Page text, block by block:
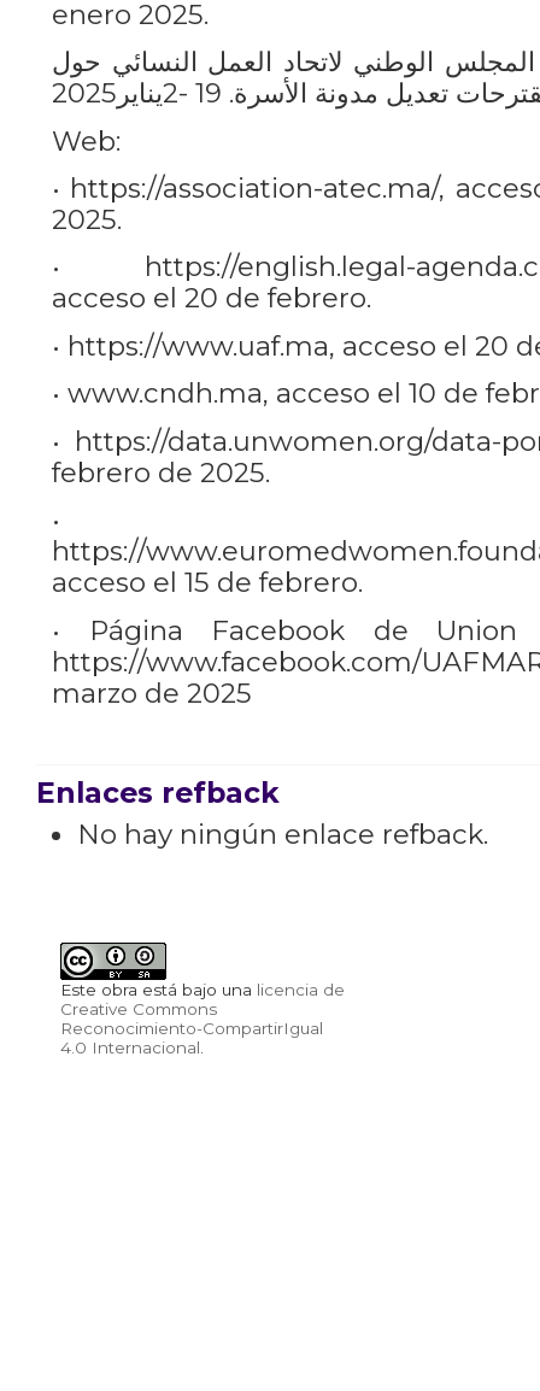
enero 2025.
المجلس الوطني لاتحاد العمل النسائي حول
تعديل مدونة الأسرة. 19 -2يناير2025
Web:
• https://association-atec.ma/,
2025.
• https://english.legal-
acceso el 20 de febrero.
• https://www.uaf.ma, acceso el 20
• www.cndh.ma, acceso el 10 de
• https://data.unwomen.org/data-
febrero de 2025.
•
https://
acceso el 15 de febrero.
• Página Facebook de Union
https://www.facebook.com/
marzo de 2025
Enlaces refback
No hay ningún enlace refback.
Este obra está bajo una licencia de
Creative Commons
Reconocimiento-CompartirIgual
4.0 Internacional